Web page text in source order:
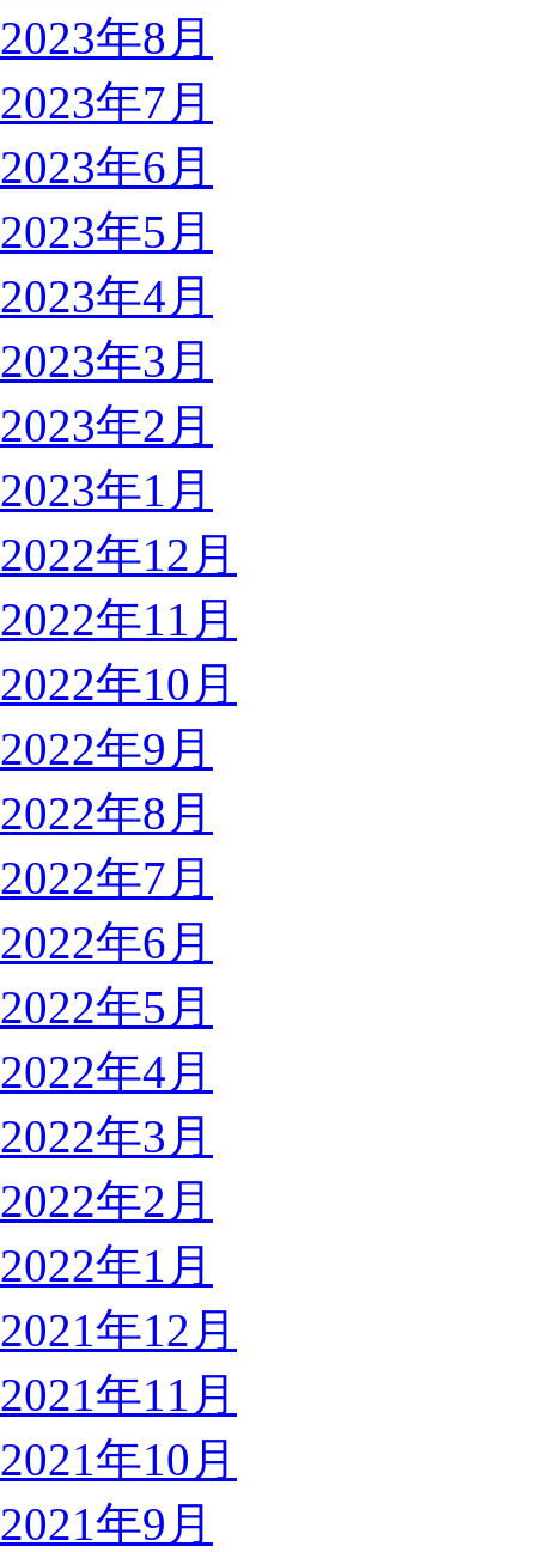
2023年8月
2023年7月
2023年6月
2023年5月
2023年4月
2023年3月
2023年2月
2023年1月
2022年12月
2022年11月
2022年10月
2022年9月
2022年8月
2022年7月
2022年6月
2022年5月
2022年4月
2022年3月
2022年2月
2022年1月
2021年12月
2021年11月
2021年10月
2021年9月